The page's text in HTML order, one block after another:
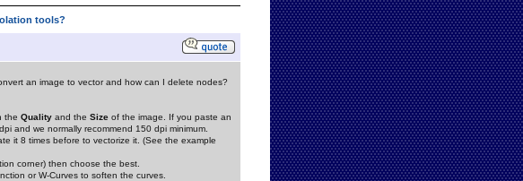
tools?
an image to vector and how can I delete nodes?
the Quality and the Size of the image. If you paste an
and we normally recommend 150 dpi minimum.
it 8 times before to vectorize it. (See the example
corner) then choose the best.
or W-Curves to soften the curves.